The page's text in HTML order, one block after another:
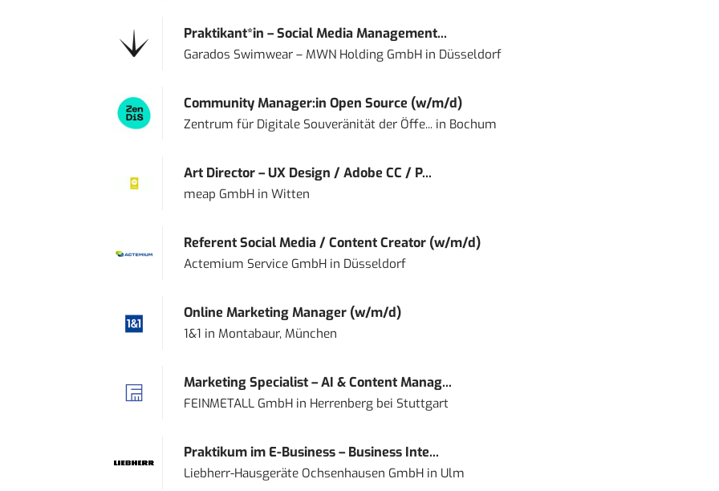
Praktikant*in – Social Media Management...
Garados Swimwear – MWN Holding GmbHin Düsseldorf
Community Manager:in Open Source (w/m/d)
Zentrum für Digitale Souveränität der Öffe...in Bochum
Art Director – UX Design / Adobe CC / P...
meap GmbHin Witten
Referent Social Media / Content Creator (w/m/d)
Actemium Service GmbHin Düsseldorf
Online Marketing Manager (w/m/d)
1&1 in Montabaur, München
Marketing Specialist – AI & Content Manag...
FEINMETALL GmbHin Herrenberg bei Stuttgart
Praktikum im E-Business – Business Inte...
Liebherr-Hausgeräte Ochsenhausen GmbHin Ulm